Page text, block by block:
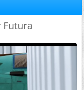
Futura